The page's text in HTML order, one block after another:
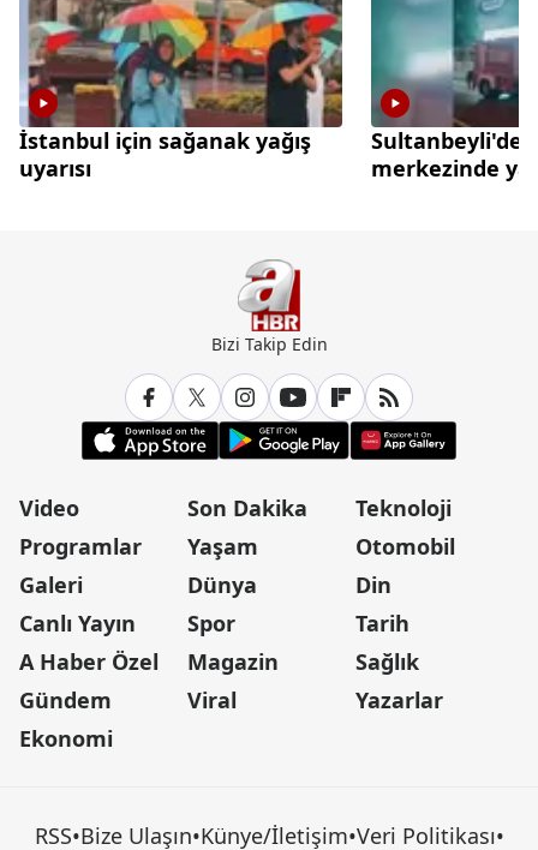
İstanbul için sağanak yağış
uyarısı
Sultanbeyli'de
merkezinde
Bizi Takip Edin
Video
Programlar
Galeri
Canlı Yayın
A Haber Özel
Gündem
Ekonomi
Son Dakika
Yaşam
Dünya
Spor
Magazin
Viral
Teknoloji
Otomobil
Din
Tarih
Sağlık
Yazarlar
RSS•Bize Ulaşın•Künye/İletişim•Veri Politikası•